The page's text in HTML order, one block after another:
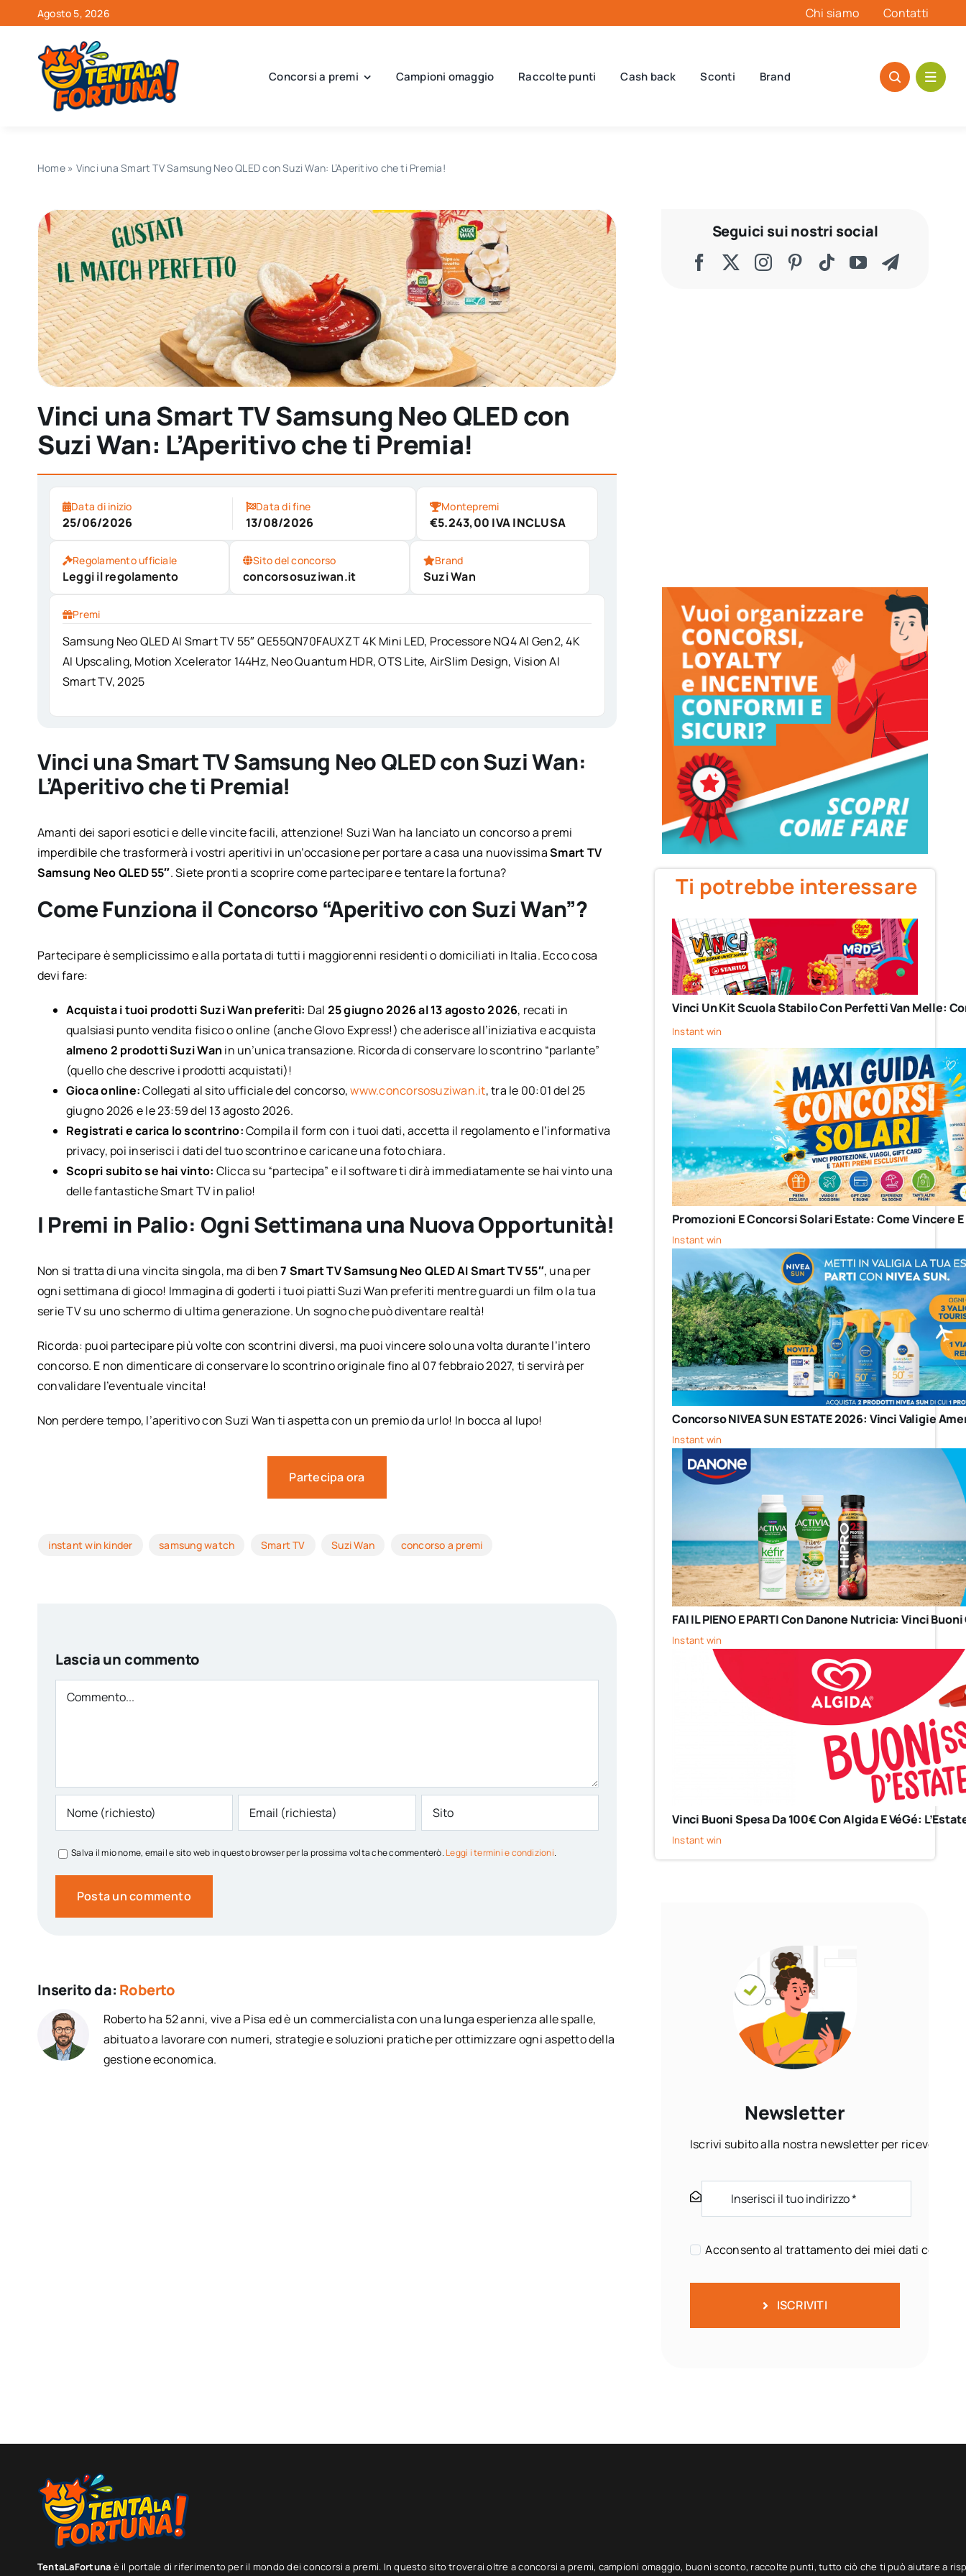
al
contenuto
Agosto 5, 2026 Chi siamo Contatti
Concorsi a premi Campioni omaggio Raccolte punti Cash back Sconti Brand
Home» Vinci una Smart TV Samsung Neo QLED con Suzi Wan: L’Aperitivo che ti Premia!
Vinci una Smart TV Samsung Neo QLED con
Suzi Wan: L’Aperitivo che ti Premia!
Data di inizio
25/06/2026
Data di fine
13/08/2026
Montepremi
€5.243,00 IVA INCLUSA
Regolamento ufficiale
Leggi il regolamento
Sito del concorso
concorsosuziwan.it
Brand
Suzi Wan
Premi
Samsung Neo QLED AI Smart TV 55″ QE55QN70FAUXZT 4K Mini LED, Processore NQ4 Al Gen2, 4K
AI Upscaling, Motion Xcelerator 144Hz, Neo Quantum HDR, OTS Lite, AirSlim Design, Vision AI
Smart TV, 2025
Vinci una Smart TV Samsung Neo QLED con Suzi Wan:
L’Aperitivo che ti Premia!
Amanti dei sapori esotici e delle vincite facili, attenzione! Suzi Wan ha lanciato un concorso a premi
imperdibile che trasformerà i vostri aperitivi in un’occasione per portare a casa una nuovissimaSmart TV
Samsung Neo QLED 55″. Siete pronti a scoprire come partecipare e tentare la fortuna?
Come Funziona il Concorso “Aperitivo con Suzi Wan”?
Partecipare è semplicissimo e alla portata di tutti i maggiorenni residenti o domiciliati in Italia. Ecco cosa
devi fare:
Acquista i tuoi prodotti Suzi Wan preferiti: Dal 25 giugno 2026 al 13 agosto 2026, recati in
qualsiasi punto vendita fisico o online (anche Glovo Express!) che aderisce all’iniziativa e acquista
almeno 2 prodotti Suzi Wan in un’unica transazione. Ricorda di conservare lo scontrino “parlante”
(quello che descrive i prodotti acquistati)!
Gioca online:Collegati al sito ufficiale del concorso,www.concorsosuziwan.it, tra le 00:01 del 25
giugno 2026 e le 23:59 del 13 agosto 2026.
Registrati e carica lo scontrino:Compila il form con i tuoi dati, accetta il regolamento e l’informativa
privacy, poi inserisci i dati del tuo scontrino e caricane una foto chiara.
Scopri subito se hai vinto: Clicca su “partecipa” e il software ti dirà immediatamente se hai vinto una
delle fantastiche Smart TV in palio!
I Premi in Palio: Ogni Settimana una Nuova Opportunità!
Non si tratta di una vincita singola, ma di ben7 Smart TV Samsung Neo QLED AI Smart TV 55″, una per
ogni settimana di gioco! Immagina di goderti i tuoi piatti Suzi Wan preferiti mentre guardi un film o la tua
serie TV su uno schermo di ultima generazione. Un sogno che può diventare realtà!
Ricorda: puoi partecipare più volte con scontrini diversi, ma puoi vincere solo una volta durante l’intero
concorso. E non dimenticare di conservare lo scontrino originale fino al 07 febbraio 2027, ti servirà per
convalidare l’eventuale vincita!
Non perdere tempo, l’aperitivo con Suzi Wan ti aspetta con un premio da urlo! In bocca al lupo!
Partecipa ora
instant win kinder samsung watch Smart TV Suzi Wan concorso a premi
Lascia un commento
Comment
Salva il mio nome, email e sito web in questo browser per la prossima volta che commenterò. Leggi i termini e condizioni.
Inserito da: Roberto
Roberto ha 52 anni, vive a Pisa ed è un commercialista con una lunga esperienza alle spalle,
abituato a lavorare con numeri, strategie e soluzioni pratiche per ottimizzare ogni aspetto della
gestione economica.
Seguici sui nostri social
Ti potrebbe interessare
Vinci Un Kit Scuola Stabilo Con Perfetti Van Melle:
Instant win
Promozioni E Concorsi Solari Estate: Come Vincere
Instant win
Concorso NIVEA SUN ESTATE 2026: Vinci Valigie
Instant win
FAI IL PIENO E PARTI Con Danone Nutricia: Vinci
Instant win
Vinci Buoni Spesa Da 100€ Con Algida E VéGé:
Instant win
Newsletter
Iscrivi subito alla nostra newsletter per ricevere
Acconsento al trattamento dei miei dati come
ISCRIVITI
TentaLaFortuna è il portale di riferimento per il mondo dei concorsi a premi. In questo sito troverai oltre a concorsi a premi, campioni omaggio, buoni sconto, raccolte punti, tutto ciò che ti può aiutare a